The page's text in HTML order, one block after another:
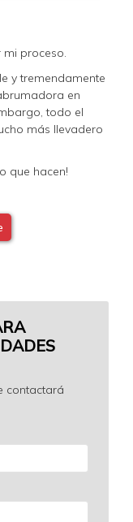
proceso.
y tremendamente
en
todo el
más llevadero
que hacen!
contactará